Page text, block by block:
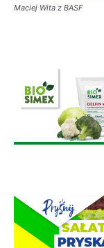
Maciej Wita z BASF